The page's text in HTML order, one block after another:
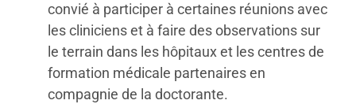
convié à participer à certaines réunions avec
les cliniciens et à faire des observations sur
le terrain dans les hôpitaux et les centres de
formation médicale partenaires en
compagnie de la doctorante.